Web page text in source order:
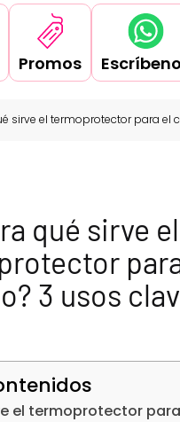
Promos
sirve el termoprotector para el
qué sirve el
3 usos
el termoprotector